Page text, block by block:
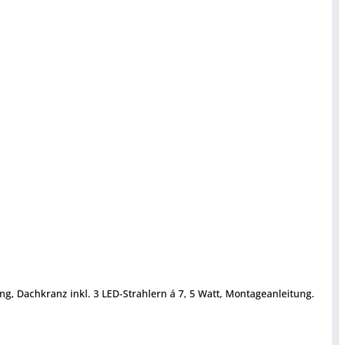
Dachkranz inkl. 3 LED-Strahlern á 7, 5 Watt, Montageanleitung.